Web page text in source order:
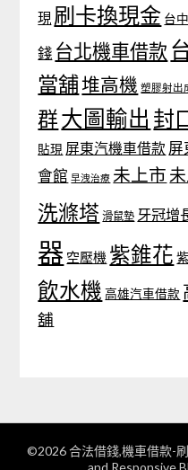
現 刷卡換現金 台
錢 台北機車借款
當舖堆高機 塑膠射出
群大圖輸出 封
貼現 屏東汽機車借款 屏
會館 早洩治療 未上市
洗滌塔 滑鼠墊 牙冠增
器 空壓機 紫錐花
飲水機 高雄汽車借款
舖
©2026 合法借錢,機車借款-
and Responsive